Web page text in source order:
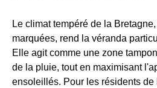
Le climat tempéré de la
marquées, rend la véranda
Elle agit comme une zone
de la pluie, tout en maximisant
ensoleillés. Pour les résidents